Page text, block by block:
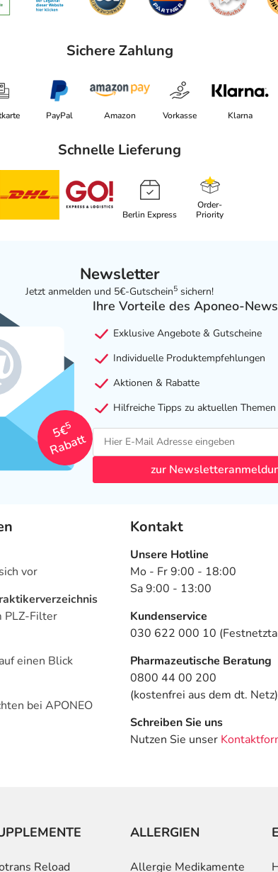
Sichere Zahlung
PayPal Amazon Vorkasse Klarna
Schnelle Lieferung
Berlin Express
Order-
Priority
Newsletter
Jetzt anmelden und 5€-Gutschein5 sichern!
5€
5
Rabatt
Ihre Vorteile des Aponeo-
Exklusive Angebote & Gutscheine
Individuelle Produktempfehlungen
Aktionen & Rabatte
Hilfreiche Tipps zu aktuellen Themen
zur
vor
PLZ-Filter
einen Blick
bei APONEO
Kontakt
Unsere Hotline
Mo - Fr 9:00 - 18:00
Sa 9:00 - 13:00
Kundenservice
030 622 000 10
Pharmazeutische Beratung
0800 44 00 200
(kostenfrei aus dem dt. Netz)
Schreiben Sie uns
Nutzen Sie unser
Reload
ALLERGIEN
Allergie Medikamente